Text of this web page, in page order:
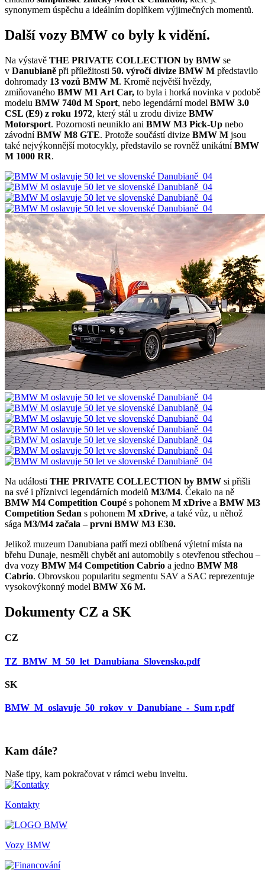
synonymem úspěchu a ideálním doplňkem výjimečných momentů.
Další vozy BMW co byly k vidění.
Na výstavě THE PRIVATE COLLECTION by BMW se
v Danubianě při příležitosti 50. výročí divize BMW M představilo
dohromady 13 vozů BMW M. Kromě největší hvězdy,
zmiňovaného BMW M1 Art Car, to byla i horká novinka v podobě
modelu BMW 740d M Sport, nebo legendární model BMW 3.0
CSL (E9) z roku 1972, který stál u zrodu divize BMW
Motorsport. Pozornosti neuniklo ani BMW M3 Pick-Up nebo
závodníBMW M8 GTE. Protože součástí divize BMW M jsou
také nejvýkonnější motocykly, představilo se rovněž unikátníBMW
M 1000 RR.
Na události THE PRIVATE COLLECTION by BMW si přišli
na své i příznivci legendárních modelů M3/M4. Čekalo na ně
BMW M4 Competition Coupé s pohonem M xDrive a BMW M3
Competition Sedan s pohonem M xDrive, a také vůz, u něhož
sága M3/M4 začala – první BMW M3 E30.
Jelikož muzeum Danubiana patří mezi oblíbená výletní místa na
břehu Dunaje, nesměli chybět ani automobily s otevřenou střechou –
dva vozy BMW M4 Competition Cabrio a jedno BMW M8
Cabrio. Obrovskou popularitu segmentu SAV a SAC reprezentuje
vysokovýkonný model BMW X6 M.
Dokumenty CZ a SK
CZ
TZ_BMW_M_50_let_Danubiana_Slovensko.pdf
SK
BMW_M_oslavuje_50_rokov_v_Danubiane_-_Sum r.pdf
Kam dále?
Naše tipy, kam pokračovat v rámci webu inveltu.
Kontakty
Vozy BMW